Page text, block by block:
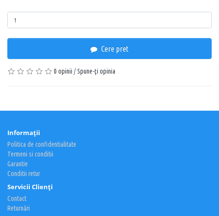
Cere pret
0 opinii /Spune-ţi opinia
Informaţii
Politica de confidentialitate
Termeni si conditii
Garantie
Conditii retur
Servicii Clienţi
Contact
Returnări